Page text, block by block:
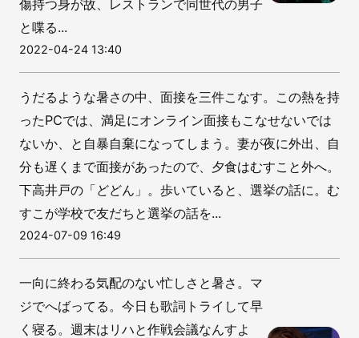
傷持つ身が故、レストランで同世代の男子
と喋る...
2022-04-24 13:40
うだるような暑さの中、面接を三件こなす。この熱を持
ったPCでは、満足にオンライン面接もこなせないでは
ないか、と自暴自棄になってしまう。妻が夜に外出、自
分も遅くまで面接があったので、夕食はむすこと外へ。
下高井戸の「どどん」。歩いていると、選挙の話に。む
すこが学校で友だちと選挙の話を...
2024-07-09 16:49
一向に終わる気配のない忙しさと暑さ。マ
ジでへばってる。今日も歌詞トライして早
く寝る。週末はリハと作戦会議なんすよ